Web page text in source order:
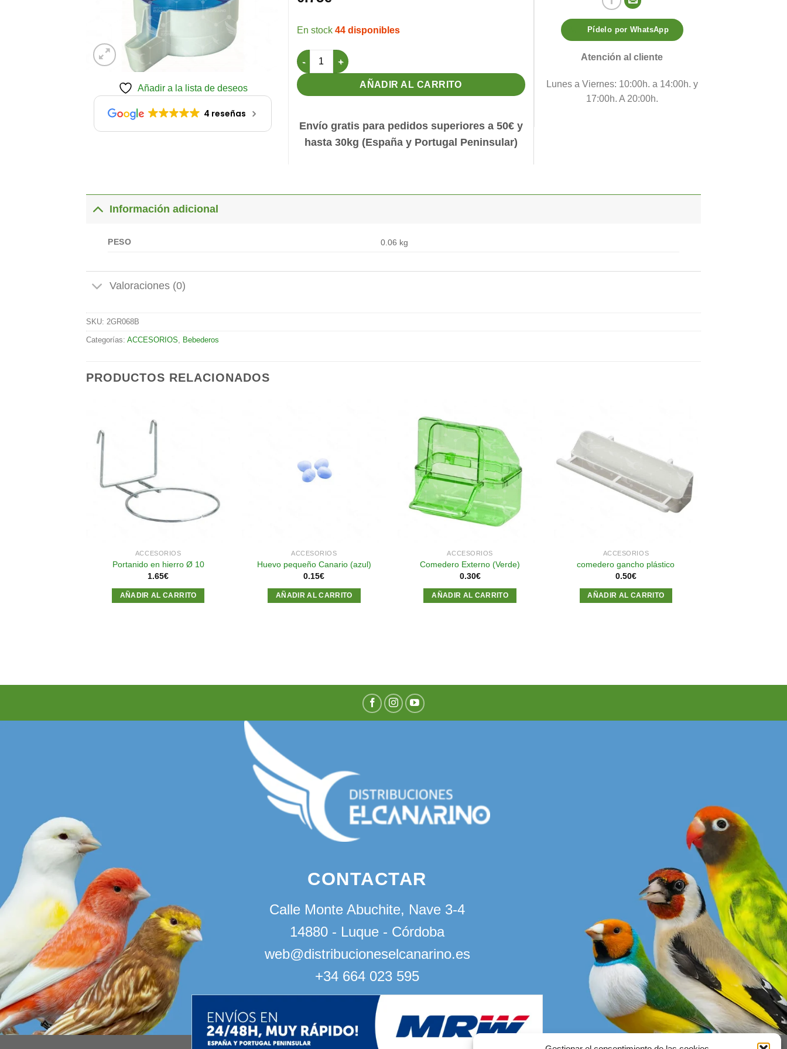
Añadir a la lista de deseos
4 reseñas
44 disponibles
Bebedero Reggio 260cc (azul) cantidad
AÑADIR AL CARRITO
Envío gratis para pedidos superiores a 50€ y
hasta 30kg (España y Portugal Peninsular)
Pídelo por WhatsApp
Atención al cliente
Lunes a Viernes: 10:00h. a 14:00h. y
17:00h. A 20:00h.
Información adicional
PESO 0.06 kg
Valoraciones (0)
SKU: 2GR068B
Categorías: ACCESORIOS Bebederos
PRODUCTOS RELACIONADOS
ACCESORIOS
Portanido en hierro Ø 10
1.65€
AÑADIR AL CARRITO
ACCESORIOS
Huevo pequeño Canario (azul)
0.15€
AÑADIR AL CARRITO
Añadir
a la
lista de
deseos
ACCESORIOS
Comedero Externo (Verde)
0.30€
AÑADIR AL CARRITO
a la
lista de
ACCESORIOS
comedero gancho plástico
0.50€
AÑADIR AL CARRITO
CONTACTAR
Calle Monte Abuchite, Nave 3-4
14880 - Luque - Córdoba
web@distribucioneselcanarino.es
+34 664 023 595